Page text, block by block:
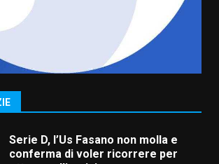
7 Agosto 2026 06:00
Grande successo per la “Sagra
del Pesce Spada” a Savelletri
9 Agosto 2026 07:32
Serie D, l’Us Fasano non molla e
conferma di voler ricorrere per